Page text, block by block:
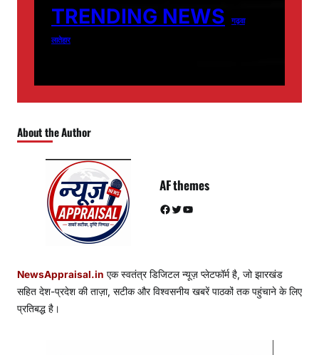
TRENDING NEWS
गढ़वा
लातेहार
About the Author
AF themes
Facebook Twitter YouTube
NewsAppraisal.in एक स्वतंत्र डिजिटल न्यूज़ प्लेटफॉर्म है, जो झारखंड
सहित देश-प्रदेश की ताज़ा, सटीक और विश्वसनीय खबरें पाठकों तक पहुंचाने के लिए
प्रतिबद्ध है।